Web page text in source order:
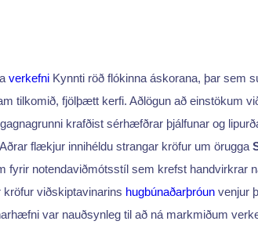
verkefniKynnti röð flókinna áskorana, þar sem
tilkomið, fjölþætt kerfi. Aðlögun að einstökum
krafðist sérhæfðrar þjálfunar og
flækjur innihéldu strangar kröfur um örugga
fyrir notendaviðmótsstíl sem krefst handvirkrar
viðskiptavinarins hugbúnaðarþróunvenjur
var nauðsynleg til að ná markmiðum